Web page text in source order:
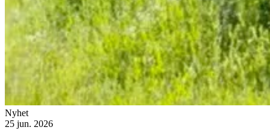
Nyhet
25 jun. 2026